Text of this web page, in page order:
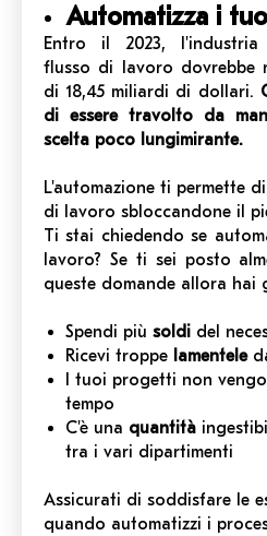
Automatizza i
Entro il 2023, l'industria
flusso di lavoro dovrebbe
di 18,45 miliardi di dollari.
di essere travolto da
scelta poco lungimirante.
L'automazione ti permette
di lavoro sbloccandone il
Ti stai chiedendo se
lavoro? Se ti sei posto
queste domande allora hai
Spendi più soldi del
Ricevi troppe lamentele
I tuoi progetti non
tempo
C'è una quantità
tra i vari dipartimenti
Assicurati di soddisfare le
quando automatizzi i